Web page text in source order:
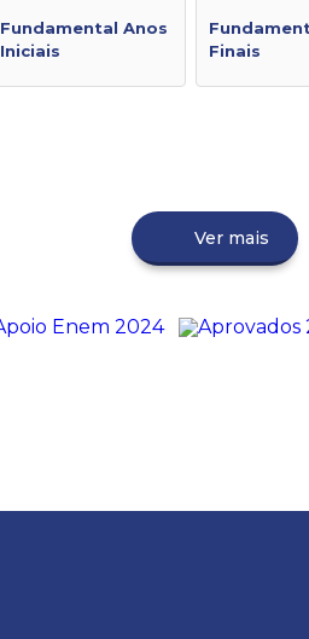
Fundamental Anos
Iniciais
Finais
Ver mais